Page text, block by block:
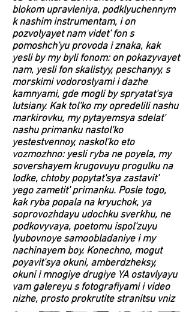
blokom upravleniya, podklyuchennym
k nashim instrumentam, i on
pozvolyayet nam videt' fon s
pomoshch'yu provoda i znaka, kak
yesli by my byli fonom: on pokazyvayet
nam, yesli fon skalistyy, peschanyy, s
morskimi vodoroslyami i dazhe
kamnyami, gde mogli by spryatat'sya
lutsiany. Kak tol'ko my opredelili nashu
markirovku, my pytayemsya sdelat'
nashu primanku nastol'ko
yestestvennoy, naskol'ko eto
vozmozhno: yesli ryba ne poyela, my
sovershayem krugovuyu progulku na
lodke, chtoby popytat'sya zastavit'
yego zametit' primanku. Posle togo,
kak ryba popala na kryuchok, ya
soprovozhdayu udochku sverkhu, ne
podkovyvaya, poetomu ispol'zuyu
lyubovnoye samoobladaniye i my
nachinayem boy. Konechno, mogut
poyavit'sya okuni, amberdzheksy,
okuni i mnogiye drugiye YA ostavlyayu
vam galereyu s fotografiyami i video
nizhe, prosto prokrutite stranitsu vniz